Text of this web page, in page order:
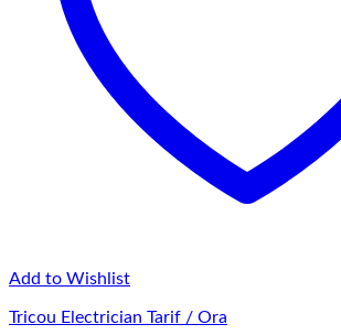
Add to Wishlist
Tricou Electrician Tarif / Ora